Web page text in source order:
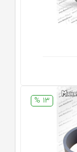
13 %